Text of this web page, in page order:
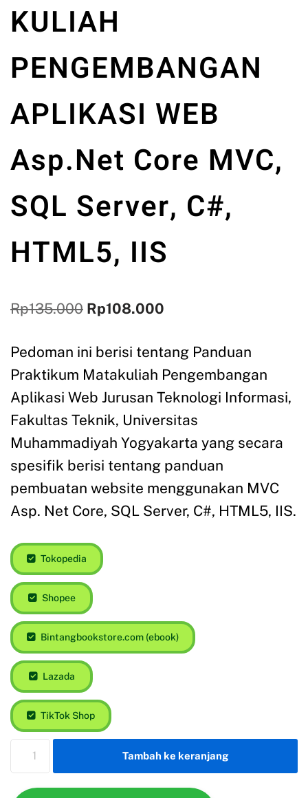
KULIAH
PENGEMBANGAN
APLIKASI WEB
Asp.Net Core MVC,
SQL Server, C#,
HTML5, IIS
Rp135.000 Rp108.000
Pedoman ini berisi tentang Panduan
Praktikum Matakuliah Pengembangan
Aplikasi Web Jurusan Teknologi Informasi,
Fakultas Teknik, Universitas
Muhammadiyah Yogyakarta yang secara
spesifik berisi tentang panduan
pembuatan website menggunakan MVC
Asp. Net Core, SQL Server, C#, HTML5, IIS.
Tokopedia
Shopee
Bintangbookstore.com (ebook)
Lazada
TikTok Shop
Tambah ke keranjang